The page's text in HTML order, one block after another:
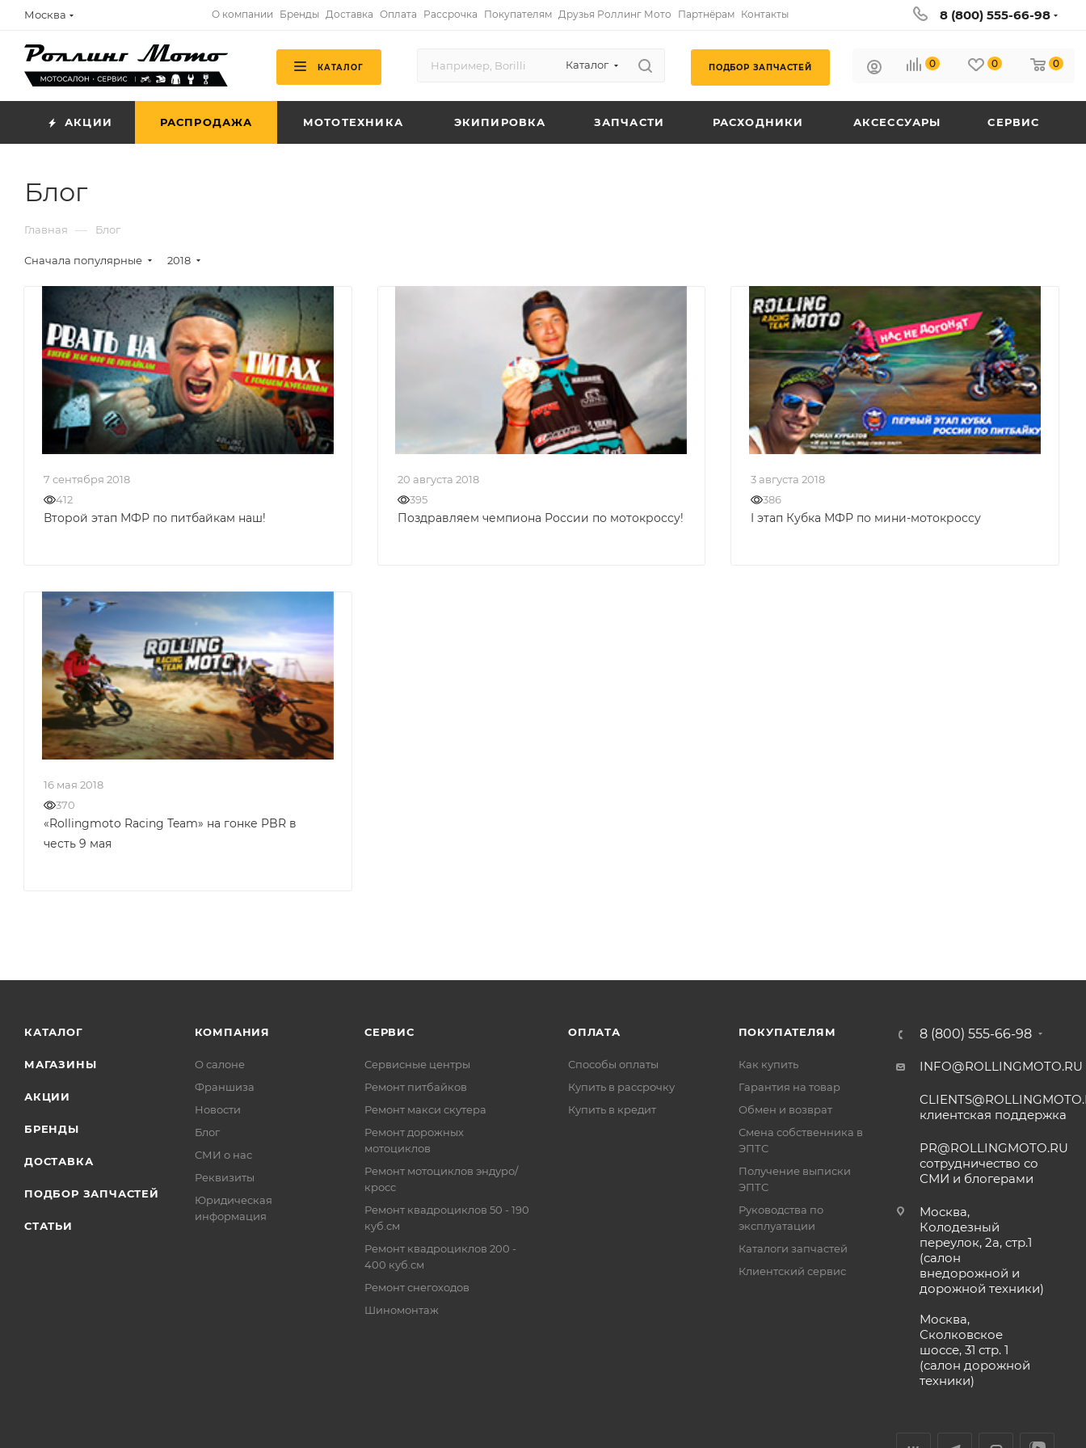
Москва О компании Бренды Доставка Оплата Рассрочка Покупателям Друзья Роллинг Мото Партнёрам Контакты 8 (800) 555-66-98
КАТАЛОГ Каталог ПОДБОР ЗАПЧАСТЕЙ 0 0 0
АКЦИИ РАСПРОДАЖА МОТОТЕХНИКА ЭКИПИРОВКА ЗАПЧАСТИ РАСХОДНИКИ АКСЕССУАРЫ СЕРВИС
Блог
Главная — Блог
Сначала популярные 2018
7 сентября 2018
412
Второй этап МФР по питбайкам наш!
20 августа 2018
395
Поздравляем чемпиона России по мотокроссу!
3 августа 2018
386
I этап Кубка МФР по мини-мотокроссу
16 мая 2018
370
«Rollingmoto Racing Team» на гонке PBR в
честь 9 мая
КАТАЛОГ
МАГАЗИНЫ
АКЦИИ
БРЕНДЫ
ДОСТАВКА
ПОДБОР ЗАПЧАСТЕЙ
СТАТЬИ
КОМПАНИЯ
О салоне
Франшиза
Новости
Блог
СМИ о нас
Реквизиты
Юридическая
информация
СЕРВИС
Сервисные центры
Ремонт питбайков
Ремонт макси скутера
Ремонт дорожных
мотоциклов
Ремонт мотоциклов эндуро/
кросс
Ремонт квадроциклов 50 - 190
куб.см
Ремонт квадроциклов 200 -
400 куб.см
Ремонт снегоходов
Шиномонтаж
ОПЛАТА
Способы оплаты
Купить в рассрочку
Купить в кредит
ПОКУПАТЕЛЯМ
Как купить
Гарантия на товар
Обмен и возврат
Смена собственника в
ЭПТС
Получение выписки
ЭПТС
Руководства по
эксплуатации
Каталоги запчастей
Клиентский сервис
8 (800) 555-66-98
INFO@ROLLINGMOTO.RU
клиентская поддержка
PR@ROLLINGMOTO.RU
сотрудничество со
СМИ и блогерами
Москва,
Колодезный
переулок, 2а, стр.1
(салон
внедорожной и
дорожной техники)
Москва,
Сколковское
шоссе, 31 стр. 1
(салон дорожной
техники)